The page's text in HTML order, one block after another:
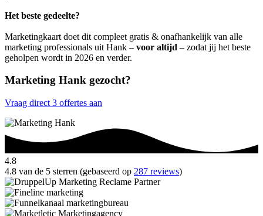
Het beste gedeelte?
Marketingkaart doet dit compleet gratis & onafhankelijk van alle
marketing professionals uit Hank – voor altijd – zodat jij het beste
geholpen wordt in 2026 en verder.
Marketing Hank gezocht?
Vraag direct 3 offertes aan
4.8
4.8 van de 5 sterren (gebaseerd op 287 reviews)